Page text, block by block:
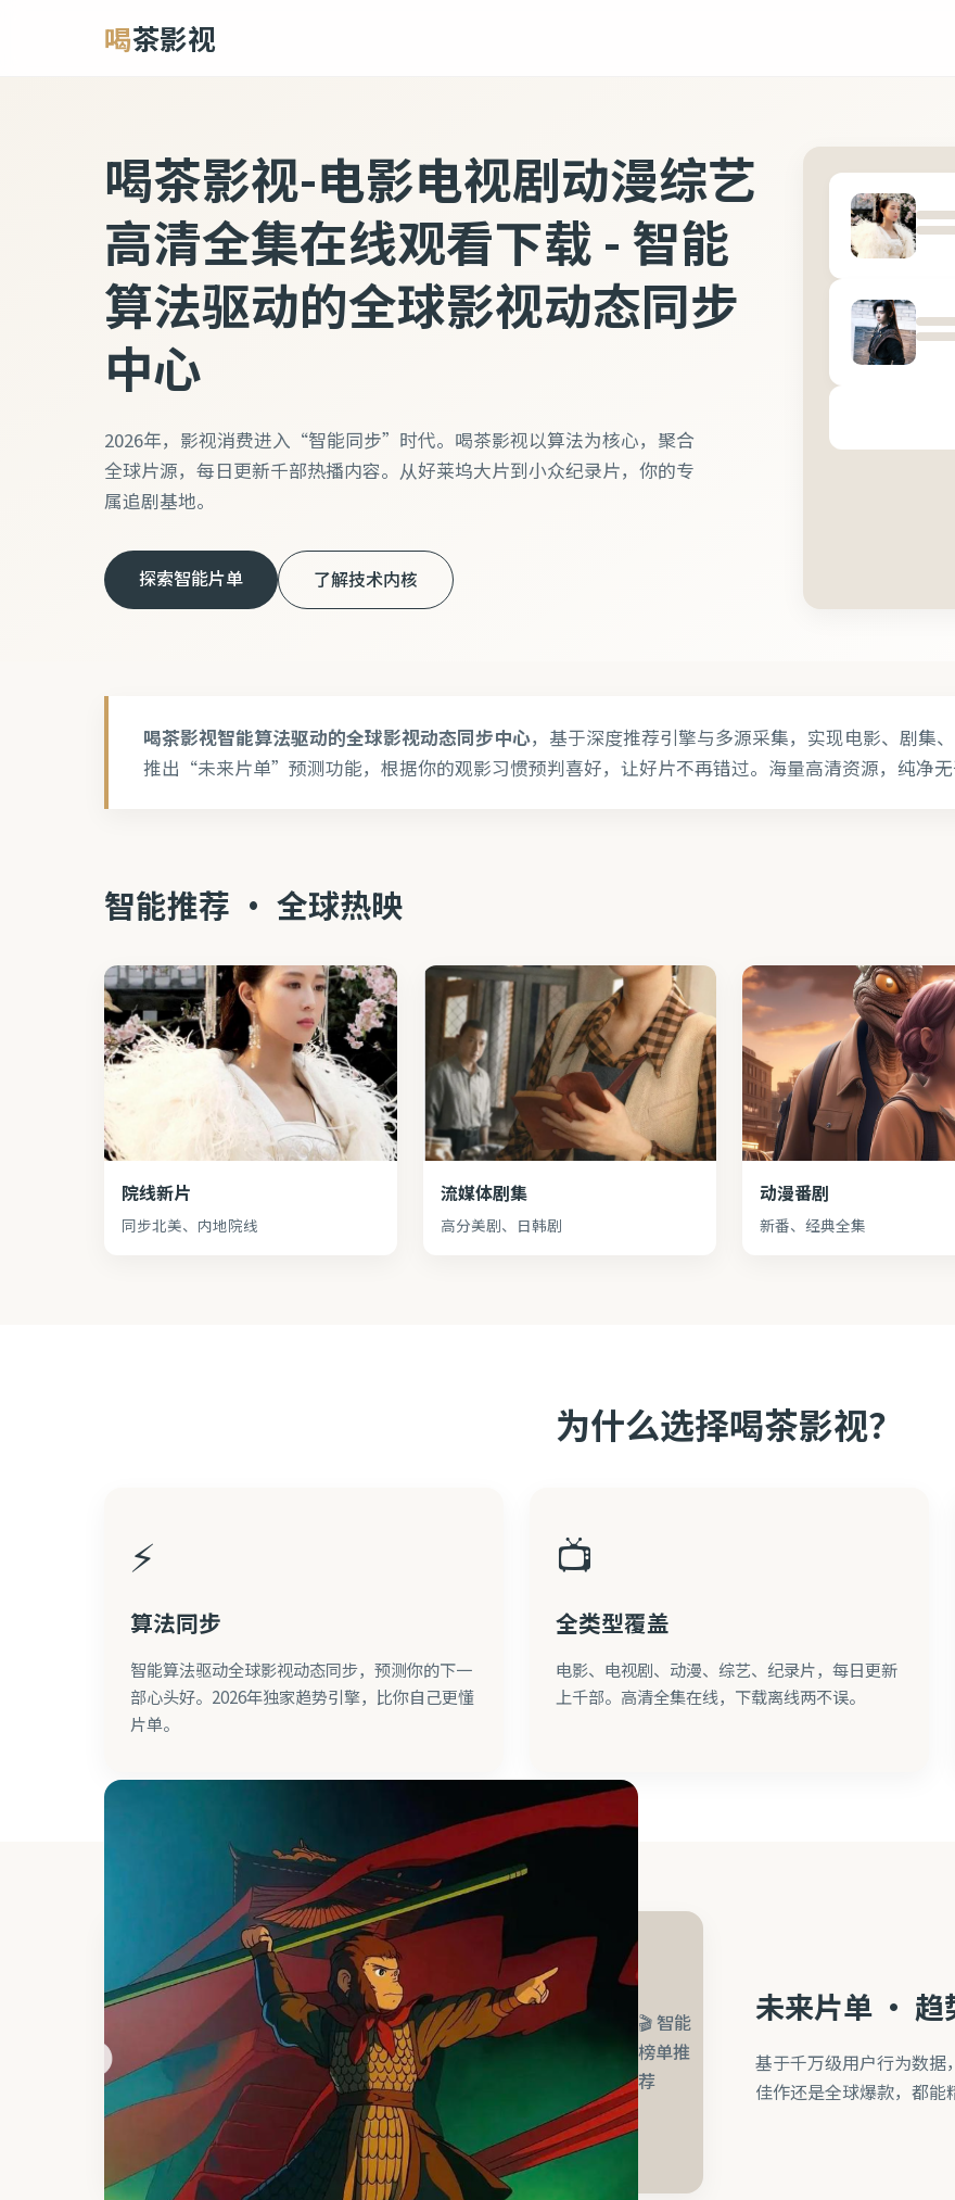
喝茶影视
喝茶影视-电影电视剧动漫综艺
高清全集在线观看下载 - 智能
算法驱动的全球影视动态同步
中心
2026年，影视消费进入“智能同步”时代。喝茶影视以算法为核心，聚合
全球片源，每日更新千部热播内容。从好莱坞大片到小众纪录片，你的专
属追剧基地。
探索智能片单 了解技术内核
喝茶影视智能算法驱动的全球影视动态同步中心，基于深度推荐引擎与多源采集，实现电影、剧集
推出“未来片单”预测功能，根据你的观影习惯预判喜好，让好片不再错过。海量高清资源，纯净无
智能推荐 · 全球热映
院线新片
同步北美、内地院线
流媒体剧集
高分美剧、日韩剧
动漫番剧
新番、经典全集
为什么选择喝茶影视？
⚡
算法同步
智能算法驱动全球影视动态同步，预测你的下一
部心头好。2026年独家趋势引擎，比你自己更懂
片单。
📺
全类型覆盖
电影、电视剧、动漫、综艺、纪录片，每日更新
上千部。高清全集在线，下载离线两不误。
🎬 智能
榜单推
荐
未来片单 · 趋
基于千万级用户行为数
佳作还是全球爆款，都能